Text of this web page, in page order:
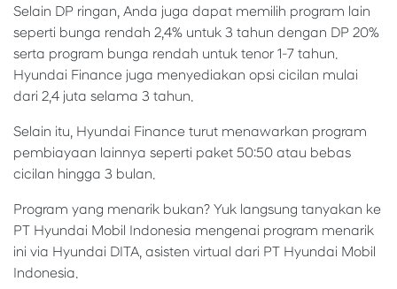
Selain DP ringan, Anda juga dapat memilih program lain
seperti bunga rendah 2,4% untuk 3 tahun dengan DP 20%
serta program bunga rendah untuk tenor 1-7 tahun.
Hyundai Finance juga menyediakan opsi cicilan mulai
dari 2,4 juta selama 3 tahun.
Selain itu, Hyundai Finance turut menawarkan program
pembiayaan lainnya seperti paket 50:50 atau bebas
cicilan hingga 3 bulan.
Program yang menarik bukan? Yuk langsung tanyakan ke
PT Hyundai Mobil Indonesia mengenai program menarik
ini via Hyundai DITA, asisten virtual dari PT Hyundai Mobil
Indonesia.